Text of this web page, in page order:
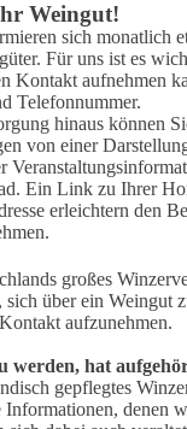
Weingut!
sich monatlich
Für uns ist es
Kontakt aufnehmen
Telefonnummer.
hinaus können
von einer
Ein Link zu Ihrer
erleichtern den
großes
über ein Weingut
aufzunehmen.
werden, hat
gepflegtes
denen